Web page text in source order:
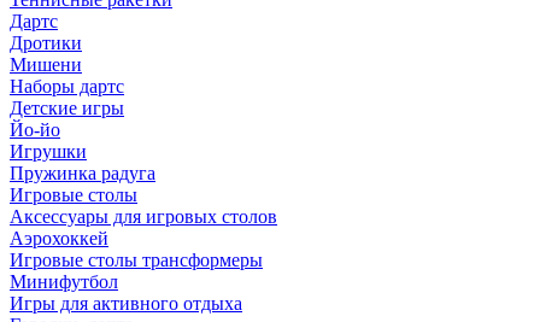
Дартс
Дротики
Мишени
Наборы дартс
Детские игры
Йо-йо
Игрушки
Пружинка радуга
Игровые столы
Аксессуары для игровых столов
Аэрохоккей
Игровые столы трансформеры
Минифутбол
Игры для активного отдыха